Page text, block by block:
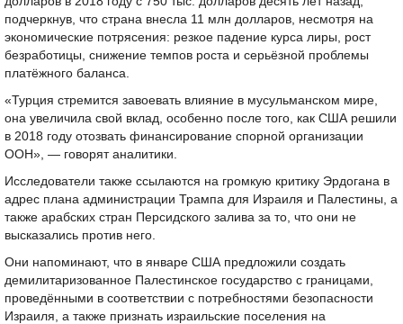
подчеркнув, что страна внесла 11 млн долларов, несмотря на
экономические потрясения: резкое падение курса лиры, рост
безработицы, снижение темпов роста и серьёзной проблемы
платёжного баланса.
«Турция стремится завоевать влияние в мусульманском мире,
она увеличила свой вклад, особенно после того, как США решили
в 2018 году отозвать финансирование спорной организации
ООН», — говорят аналитики.
Исследователи также ссылаются на громкую критику Эрдогана в
адрес плана администрации Трампа для Израиля и Палестины, а
также арабских стран Персидского залива за то, что они не
высказались против него.
Они напоминают, что в январе США предложили создать
демилитаризованное Палестинское государство с границами,
проведёнными в соответствии с потребностями безопасности
Израиля, а также признать израильские поселения на